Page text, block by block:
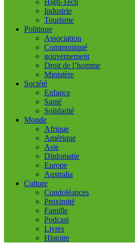
High-Tech
Industrie
Tourisme
Politique
Association
Communiqué
gouvernement
Droit de l’homme
Ministère
Société
Enfance
Santé
Solidarité
Monde
Afrique
Amérique
Asie
Diplomatie
Europe
Australia
Culture
Condoléances
Proximité
Famille
Podcast
Livres
Histoire